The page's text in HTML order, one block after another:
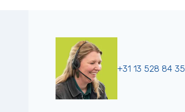
+31 13 528 84 35